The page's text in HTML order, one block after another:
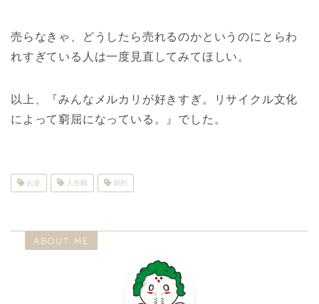
売らなきゃ、どうしたら売れるのかというのにとらわ
れすぎている人は一度見直してみてほしい。
以上、『みんなメルカリが好きすぎ。リサイクル文化
によって窮屈になっている。』でした。
お金 人生観 節約
ABOUT ME